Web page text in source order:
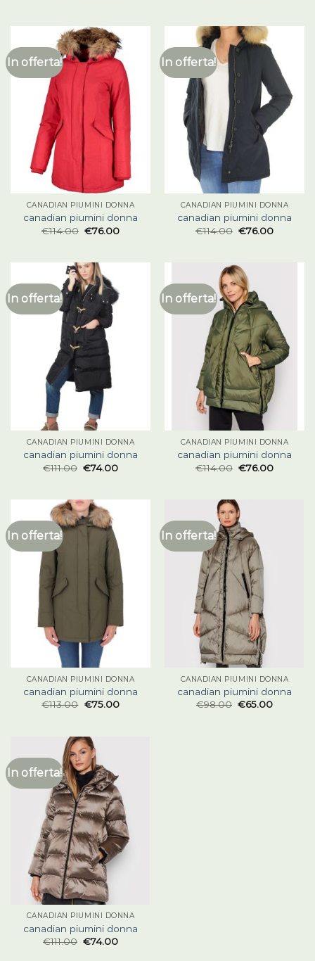
In offerta!
CANADIAN PIUMINI DONNA
canadian piumini donna
€114.00 €76.00
In offerta!
CANADIAN PIUMINI DONNA
canadian piumini donna
€114.00 €76.00
In offerta!
CANADIAN PIUMINI DONNA
canadian piumini donna
€111.00 €74.00
In offerta!
CANADIAN PIUMINI DONNA
canadian piumini donna
€114.00 €76.00
In offerta!
CANADIAN PIUMINI DONNA
canadian piumini donna
€113.00 €75.00
In offerta!
CANADIAN PIUMINI DONNA
canadian piumini donna
€98.00 €65.00
In offerta!
CANADIAN PIUMINI DONNA
canadian piumini donna
€111.00 €74.00